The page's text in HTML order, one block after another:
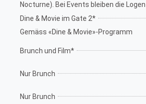
Nocturne). Bei Events bleiben die
Dine & Movie im Gate 2*
Gemäss «Dine & Movie»-Programm
Brunch und Film*
Nur Brunch
Nur Brunch